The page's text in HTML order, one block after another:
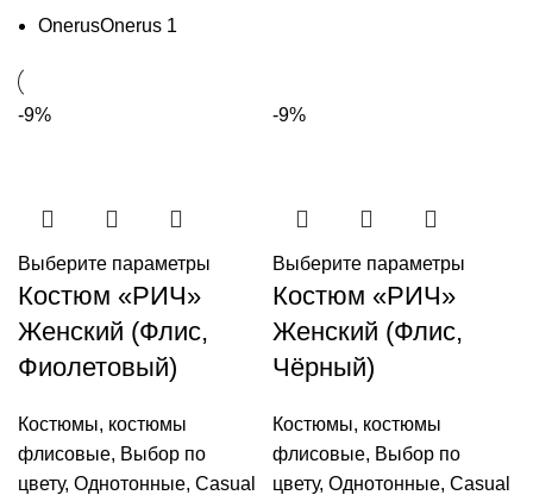
OnerusOnerus 1
-9%
Выберите параметры
Костюм «РИЧ»
Женский (Флис,
Фиолетовый)
Костюмы, костюмы
флисовые, Выбор по
цвету, Однотонные, Casual
-9%
Выберите параметры
Костюм «РИЧ»
Женский (Флис,
Чёрный)
Костюмы, костюмы
флисовые, Выбор по
цвету, Однотонные, Casual